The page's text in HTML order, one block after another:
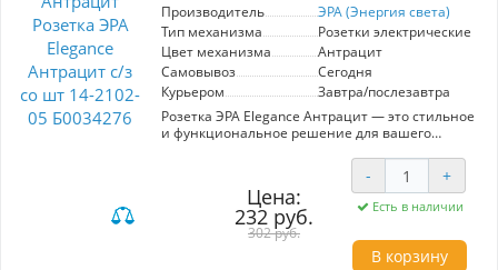
Производитель ЭРА зарекомендовал себя на
рынке, предлагая качественные решения для
освещения и электроэнергетики. Выбирайте
ЭРА Elegance для комфорта и стиля в вашем
доме.
Производитель
ЭРА (Энергия света)
Тип механизма
Розетки электрические
Цвет механизма
Антрацит
Самовывоз
Сегодня
Курьером
Завтра/послезавтра
Розетка ЭРА Elegance Антрацит — это стильное
и функциональное решение для вашего
обеспечивает безопасность использования в
домах с маленькими детьми. Элегантный
антрацитовый цвет гармонично вписывается
в любые современные интерьеры, добавляя
им изысканности. Высокое качество
материалов гарантирует долговечность и
Цена:
232 руб.
302 руб.
- +
Есть в наличии
В корзину